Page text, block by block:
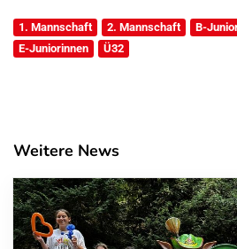
1. Mannschaft 2. Mannschaft B-
E-Juniorinnen
Ü32
Weitere News